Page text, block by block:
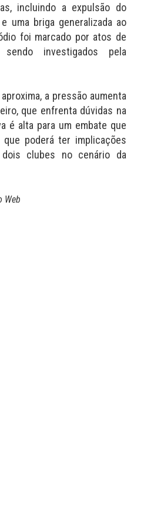
incluindo a expulsão do
uma briga generalizada ao
foi marcado por atos de
investigados pela
a pressão aumenta
que enfrenta dúvidas na
é alta para um embate que
poderá ter implicações
clubes no cenário da
Web